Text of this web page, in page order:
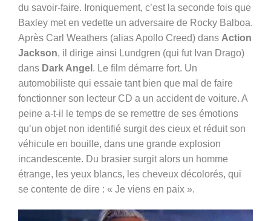
du savoir-faire. Ironiquement, c’est la seconde fois que
Baxley met en vedette un adversaire de Rocky Balboa.
Après Carl Weathers (alias Apollo Creed) dans Action
Jackson, il dirige ainsi Lundgren (qui fut Ivan Drago)
dans Dark Angel . Le film démarre fort. Un
automobiliste qui essaie tant bien que mal de faire
fonctionner son lecteur CD a un accident de voiture. A
peine a-t-il le temps de se remettre de ses émotions
qu’un objet non identifié surgit des cieux et réduit son
véhicule en bouille, dans une grande explosion
incandescente. Du brasier surgit alors un homme
étrange, les yeux blancs, les cheveux décolorés, qui
se contente de dire : « Je viens en paix ».